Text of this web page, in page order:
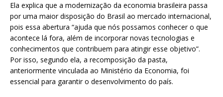
Ela explica que a modernização da economia brasileira passa
por uma maior disposição do Brasil ao mercado internacional,
pois essa abertura “ajuda que nós possamos conhecer o que
acontece lá fora, além de incorporar novas tecnologias e
conhecimentos que contribuem para atingir esse objetivo”.
Por isso, segundo ela, a recomposição da pasta,
anteriormente vinculada ao Ministério da Economia, foi
essencial para garantir o desenvolvimento do país.